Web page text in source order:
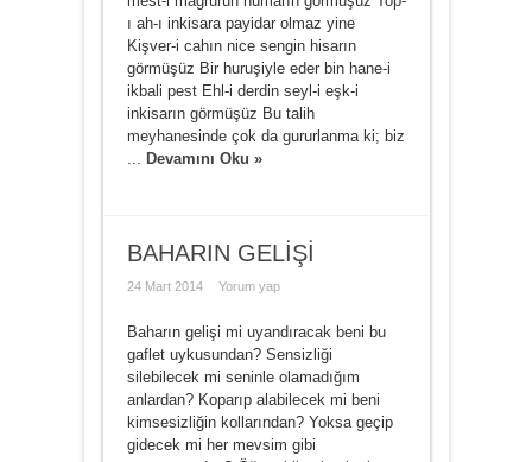
ı ah-ı inkisara payidar olmaz yine
Kişver-i cahın nice sengin hisarın
görmüşüz Bir huruşiyle eder bin hane-i
ikbali pest Ehl-i derdin seyl-i eşk-i
inkisarın görmüşüz Bu talih
meyhanesinde çok da gururlanma ki; biz
... Devamını Oku »
BAHARIN GELİŞİ
24 Mart 2014 Yorum yap
Baharın gelişi mi uyandıracak beni bu
gaflet uykusundan? Sensizliği
silebilecek mi seninle olamadığım
anlardan? Koparıp alabilecek mi beni
kimsesizliğin kollarından? Yoksa geçip
gidecek mi her mevsim gibi